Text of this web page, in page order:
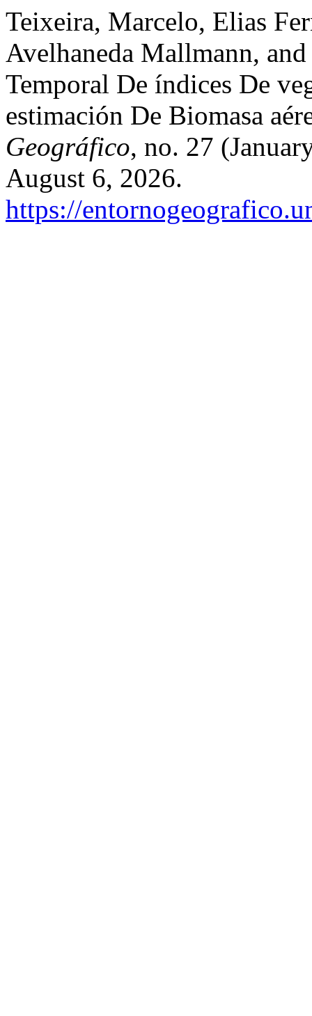
Teixeira, Marcelo, Elias
Avelhaneda Mallmann,
Temporal De índices De
estimación De Biomasa
Geográfico, no. 27
August 6, 2026.
https://